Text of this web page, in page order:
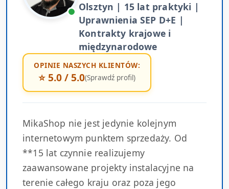
Olsztyn | 15 lat praktyki |
Uprawnienia SEP D+E |
Kontrakty krajowe i
międzynarodowe
OPINIE NASZYCH KLIENTÓW:
⭐ 5.0 / 5.0(Sprawdź profil)
MikaShop nie jest jedynie kolejnym
internetowym punktem sprzedaży. Od
**15 lat czynnie realizujemy
zaawansowane projekty instalacyjne na
terenie całego kraju oraz poza jego